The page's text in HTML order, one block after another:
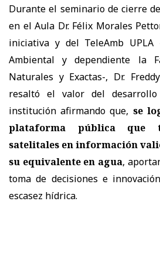
Durante el seminario de cierre
en el Aula Dr. Félix Morales
iniciativa y del TeleAmb
Ambiental y dependiente la
Naturales y Exactas-, Dr.
resaltó el valor del
institución afirmando que, se
plataforma pública que
satelitales en información
su equivalente en agua,
toma de decisiones e
escasez hídrica.